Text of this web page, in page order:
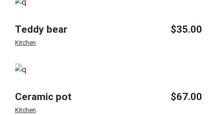
Teddy bear $35.00
Kitchen
Ceramic pot $67.00
Kitchen